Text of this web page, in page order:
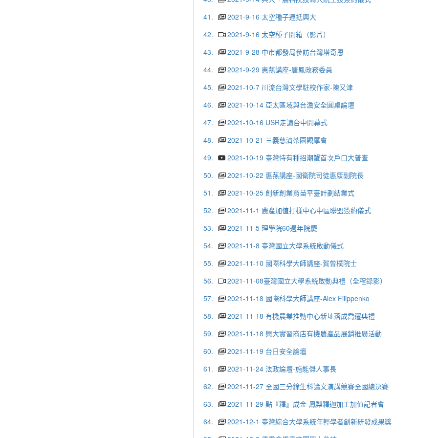
41.
2021-9-16 太空種子運抵興大
42.
2021-9-16 太空種子開箱（影片）
43.
2021-9-28 中市都發局參訪台灣塔奇恩
44.
2021-9-29 惠蓀講座-唐鳳政務委員
45.
2021-10-7 川流台灣文學駐校作家-陳又津
46.
2021-10-14 亞太區域與台澹安全圓桌論壇
47.
2021-10-16 USR走讀台中開幕式
48.
2021-10-21 三義慈濟茶園觀摩會
49.
2021-10-19 臺灣特有種招潮蟹首次戶口大普查
50.
2021-10-22 惠蓀講座-國衛院司徒惠康副院長
51.
2021-10-25 創新創業育苗平臺計劃結業式
52.
2021-11-1 農產加值打樣中心中區聯盟簽約儀式
53.
2021-11-5 理學院60週年院慶
54.
2021-11-8 臺灣國立大學系統啟動儀式
55.
2021-11-10 國際科學大師講座-賀曾樸院士
56.
2021-11-08臺灣國立大學系統啟動典禮（全程錄影）
57.
2021-11-18 國際科學大師講座-Alex Filippenko
58.
2021-11-18 有機農業推動中心新址落成喬遷典禮
59.
2021-11-18 興大實習商店有機農產品展銷推廣活動
60.
2021-11-19 台日安全論壇
61.
2021-11-24 法政論壇-施能傑人事長
62.
2021-11-27 全國三分鐘生科論文演講競賽全國總決賽
63.
2021-11-29 點『釋』成金-鳳梨釋迦加工加值記者會
64.
2021-12-1 臺灣綜合大學系統年輕學者創新研發成果獎